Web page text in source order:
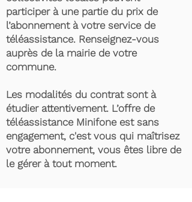
participer à une partie du prix de
l’abonnement à votre service de
téléassistance. Renseignez-vous
auprès de la mairie de votre
commune.
Les modalités du contrat sont à
étudier attentivement. L’offre de
téléassistance Minifone est sans
engagement, c'est vous qui maîtrisez
votre abonnement, vous êtes libre de
le gérer à tout moment.